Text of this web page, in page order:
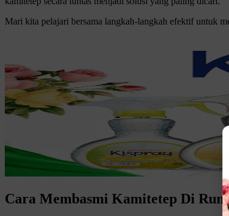
Mari kita pelajari bersama langkah-langkah efektif untuk
Cara Membasmi Kamitetep Di